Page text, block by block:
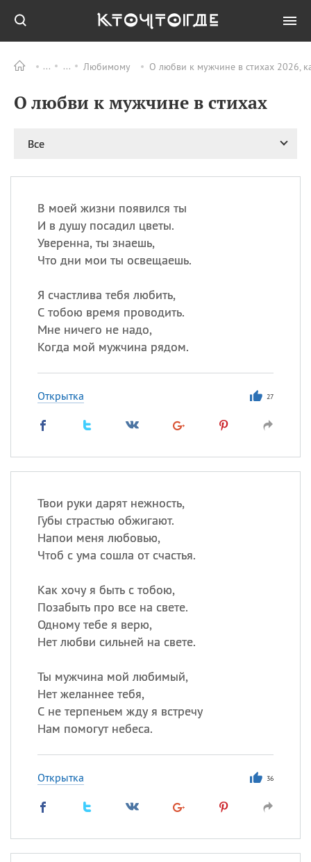
Любимому О любви к мужчине в стихах 2026,
О любви к мужчине в стихах
Все
В моей жизни появился ты
И в душу посадил цветы.
Уверенна, ты знаешь,
Что дни мои ты освещаешь.
Я счастлива тебя любить,
С тобою время проводить.
Мне ничего не надо,
Когда мой мужчина рядом.
Открытка 27
Твои руки дарят нежность,
Губы страстью обжигают.
Напои меня любовью,
Чтоб с ума сошла от счастья.
Как хочу я быть с тобою,
Позабыть про все на свете.
Одному тебе я верю,
Нет любви сильней на свете.
Ты мужчина мой любимый,
Нет желаннее тебя,
С не терпеньем жду я встречу
Нам помогут небеса.
Открытка 36
ПРАЗДНИКИ Все
08.08 День «Счастье
День мира в Аугсбурге
великомученика
больных
ИМЕНА
происхождение